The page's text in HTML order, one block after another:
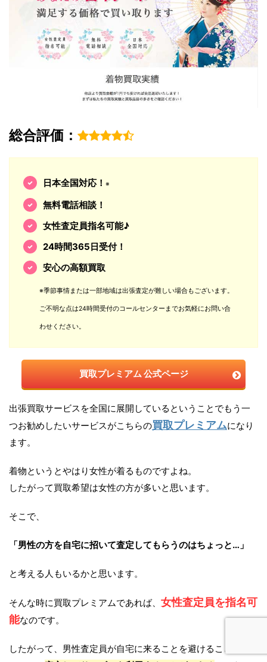
総合評価：
日本全国対応！ ※
無料電話相談！
女性査定員指名可能♪
24時間365日受付！
安心の高額買取
※季節事情または一部地域は出張査定が難しい場合もございます。
ご不明な点は24時間受付のコールセンターまでお気軽にお問い合
わせください。
買取プレミアム 公式ページ
出張買取サービスを全国に展開しているということでもう一
つお勧めしたいサービスがこちらの買取プレミアムになり
ます。
着物というとやはり女性が着るものですよね。
したがって買取希望は女性の方が多いと思います。
そこで、
「男性の方を自宅に招いて査定してもらうのはちょっと…」
と考える人もいるかと思います。
そんな時に買取プレミアムであれば、 女性査定員を指名可
能なのです。
したがって、男性査定員が自宅に来ることを避けることがで